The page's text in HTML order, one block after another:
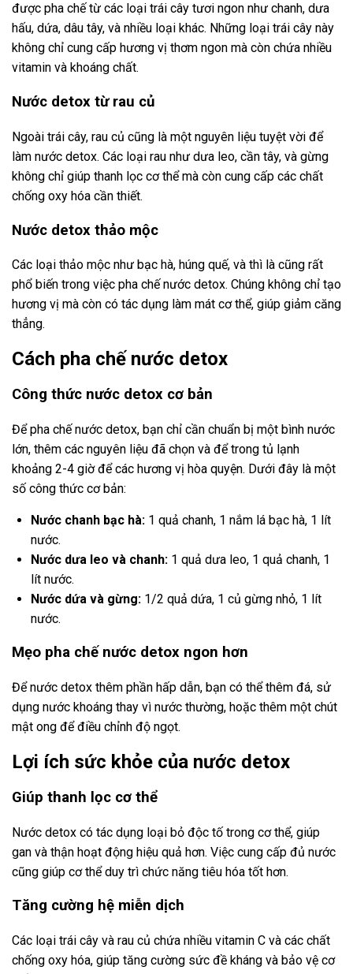
được pha chế từ các loại trái cây tươi ngon như chanh, dưa
hấu, dứa, dâu tây, và nhiều loại khác. Những loại trái cây này
không chỉ cung cấp hương vị thơm ngon mà còn chứa nhiều
vitamin và khoáng chất.
Nước detox từ rau củ
Ngoài trái cây, rau củ cũng là một nguyên liệu tuyệt vời để
làm nước detox. Các loại rau như dưa leo, cần tây, và gừng
không chỉ giúp thanh lọc cơ thể mà còn cung cấp các chất
chống oxy hóa cần thiết.
Nước detox thảo mộc
Các loại thảo mộc như bạc hà, húng quế, và thì là cũng rất
phổ biến trong việc pha chế nước detox. Chúng không chỉ tạo
hương vị mà còn có tác dụng làm mát cơ thể, giúp giảm căng
thẳng.
Cách pha chế nước detox
Công thức nước detox cơ bản
Để pha chế nước detox, bạn chỉ cần chuẩn bị một bình nước
lớn, thêm các nguyên liệu đã chọn và để trong tủ lạnh
khoảng 2-4 giờ để các hương vị hòa quyện. Dưới đây là một
số công thức cơ bản:
Nước chanh bạc hà: 1 quả chanh, 1 nắm lá bạc hà, 1 lít
nước.
Nước dưa leo và chanh: 1 quả dưa leo, 1 quả chanh, 1
lít nước.
Nước dứa và gừng: 1/2 quả dứa, 1 củ gừng nhỏ, 1 lít
nước.
Mẹo pha chế nước detox ngon hơn
Để nước detox thêm phần hấp dẫn, bạn có thể thêm đá, sử
dụng nước khoáng thay vì nước thường, hoặc thêm một chút
mật ong để điều chỉnh độ ngọt.
Lợi ích sức khỏe của nước detox
Giúp thanh lọc cơ thể
Nước detox có tác dụng loại bỏ độc tố trong cơ thể, giúp
gan và thận hoạt động hiệu quả hơn. Việc cung cấp đủ nước
cũng giúp cơ thể duy trì chức năng tiêu hóa tốt hơn.
Tăng cường hệ miễn dịch
Các loại trái cây và rau củ chứa nhiều vitamin C và các chất
chống oxy hóa, giúp tăng cường sức đề kháng và bảo vệ cơ